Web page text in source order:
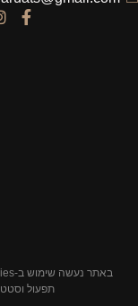
תפעול